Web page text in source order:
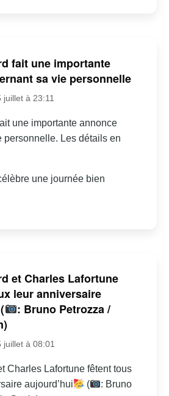
fait une importante
sa vie personnelle
à 23:11
une importante annonce
personnelle. Les détails en
une journée bien
et Charles Lafortune
leur anniversaire
(
: Bruno Petrozza /
juillet à 08:01
Charles Lafortune fêtent tous
aujourd’hui
(
: Bruno